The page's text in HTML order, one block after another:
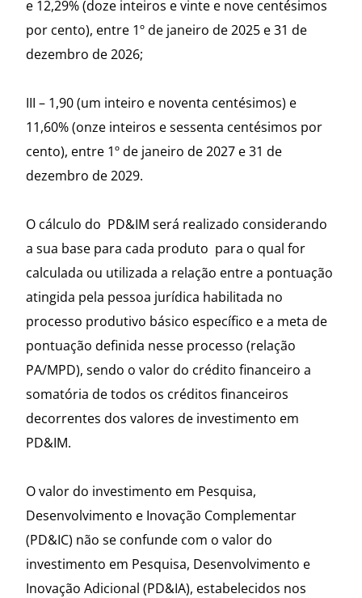
e 12,29% (doze inteiros e vinte e nove centésimos
por cento), entre 1º de janeiro de 2025 e 31 de
dezembro de 2026;
III – 1,90 (um inteiro e noventa centésimos) e
11,60% (onze inteiros e sessenta centésimos por
cento), entre 1º de janeiro de 2027 e 31 de
dezembro de 2029.
O cálculo do PD&IM será realizado considerando
a sua base para cada produto para o qual for
calculada ou utilizada a relação entre a pontuação
atingida pela pessoa jurídica habilitada no
processo produtivo básico específico e a meta de
pontuação definida nesse processo (relação
PA/MPD), sendo o valor do crédito financeiro a
somatória de todos os créditos financeiros
decorrentes dos valores de investimento em
PD&IM.
O valor do investimento em Pesquisa,
Desenvolvimento e Inovação Complementar
(PD&IC) não se confunde com o valor do
investimento em Pesquisa, Desenvolvimento e
Inovação Adicional (PD&IA), estabelecidos nos